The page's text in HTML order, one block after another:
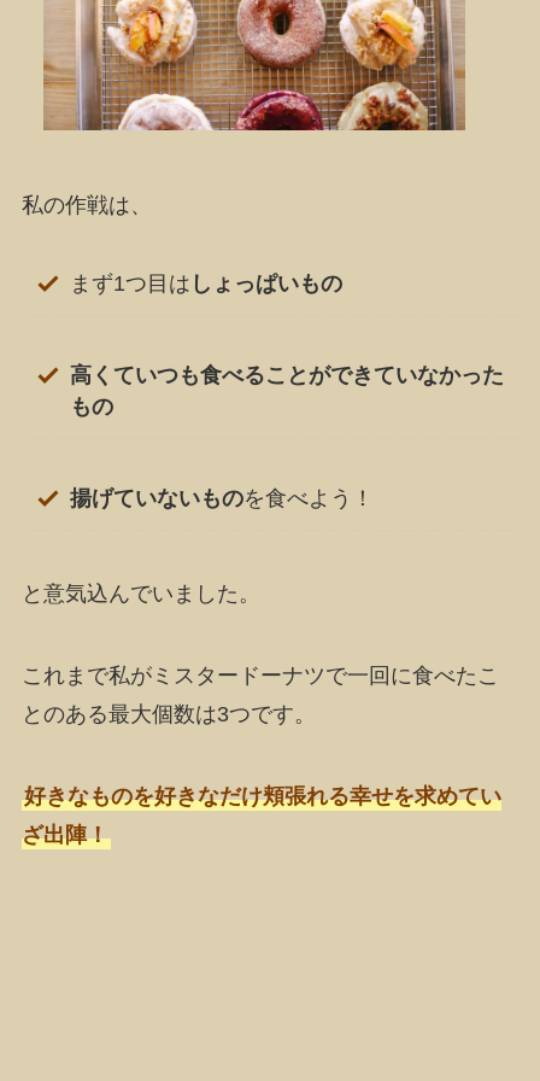
私の作戦は、
まず1つ目は しょっぱいもの
高くていつも食べることができていなかった
もの
揚げていないものを食べよう！
と意気込んでいました。
これまで私がミスタードーナツで一回に食べたこ
とのある最大個数は3つです。
好きなものを好きなだけ頬張れる幸せを求めてい
ざ出陣！